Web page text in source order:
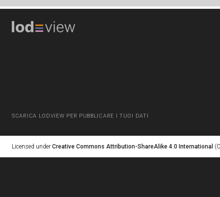
SCARICA LODVIEW PER PUBBLICARE I TUOI DATI
Licensed under Creative Commons Attribution-ShareAlike 4.0 International